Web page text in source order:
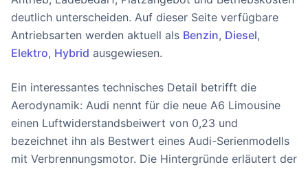
deutlich unterscheiden. Auf dieser Seite verfügbare
Antriebsarten werden aktuell als Benzin, Diesel,
Elektro, Hybrid ausgewiesen.
Ein interessantes technisches Detail betrifft die
Aerodynamik: Audi nennt für die neue A6 Limousine
einen Luftwiderstandsbeiwert von 0,23 und
bezeichnet ihn als Bestwert eines Audi-Serienmodells
mit Verbrennungsmotor. Die Hintergründe erläutert der